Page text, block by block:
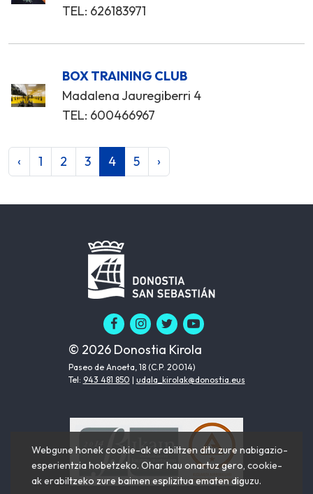
TEL: 626183971
BOX TRAINING CLUB
Madalena Jauregiberri 4
TEL: 600466967
‹ 1 2 3 4 5 ›
© 2026 Donostia Kirola
Paseo de Anoeta, 18 (C.P. 20014)
Tel: 943 481 850 | udala_kirolak@donostia.eus
Webgune honek cookie-ak erabiltzen ditu zure nabigazio-
esperientzia hobetzeko. Ohar hau onartuz gero, cookie-
ak erabiltzeko zure baimen esplizitua ematen diguzu.